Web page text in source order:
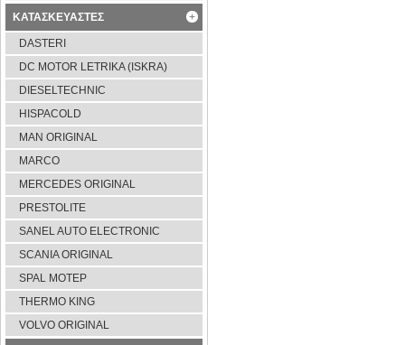
ΚΑΤΑΣΚΕΥΑΣΤΕΣ
DASTERI
DC MOTOR LETRIKA (ISKRA)
DIESELTECHNIC
HISPACOLD
MAN ORIGINAL
MARCO
MERCEDES ORIGINAL
PRESTOLITE
SANEL AUTO ELECTRONIC
SCANIA ORIGINAL
SPAL ΜΟΤΕΡ
THERMO KING
VOLVO ORIGINAL